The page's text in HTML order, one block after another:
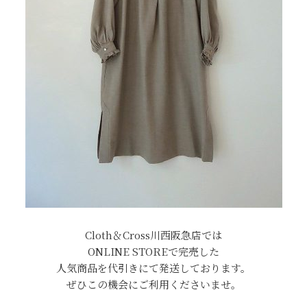
Cloth＆Cross川西阪急店では
ONLINE STOREで完売した
人気商品を代引きにて発送しております。
ぜひこの機会にご利用くださいませ。